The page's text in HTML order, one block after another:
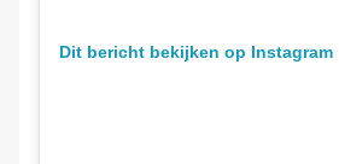
Dit bericht bekijken op Instagram